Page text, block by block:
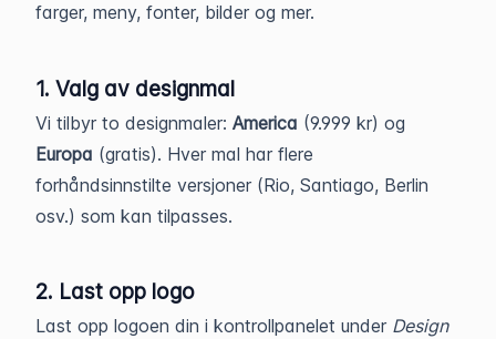
farger, meny, fonter, bilder og mer.
1. Valg av designmal
Vi tilbyr to designmaler: America (9.999 kr) og
Europa (gratis). Hver mal har flere
forhåndsinnstilte versjoner (Rio, Santiago, Berlin
osv.) som kan tilpasses.
2. Last opp logo
Last opp logoen din i kontrollpanelet under Design